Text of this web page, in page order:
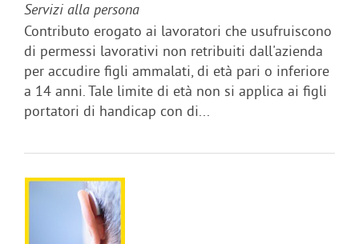
Servizi alla persona
Contributo erogato ai lavoratori che usufruiscono
di permessi lavorativi non retribuiti dall'azienda
per accudire figli ammalati, di età pari o inferiore
a 14 anni. Tale limite di età non si applica ai figli
portatori di handicap con di...